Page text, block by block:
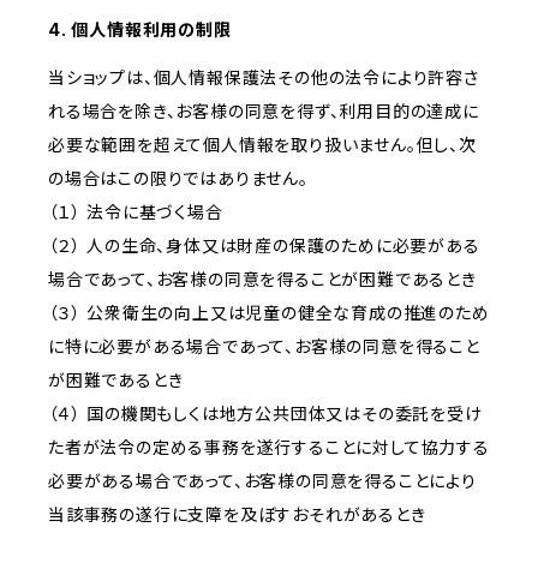
4. 個人情報利用の制限
当ショップは、個人情報保護法その他の法令により許容さ
れる場合を除き、お客様の同意を得ず、利用目的の達成に
必要な範囲を超えて個人情報を取り扱いません。但し、次
の場合はこの限りではありません。
（１） 法令に基づく場合
（２） 人の生命、身体又は財産の保護のために必要がある
場合であって、お客様の同意を得ることが困難であるとき
（３） 公衆衛生の向上又は児童の健全な育成の推進のため
に特に必要がある場合であって、お客様の同意を得ること
が困難であるとき
（４） 国の機関もしくは地方公共団体又はその委託を受け
た者が法令の定める事務を遂行することに対して協力する
必要がある場合であって、お客様の同意を得ることにより
当該事務の遂行に支障を及ぼすおそれがあるとき